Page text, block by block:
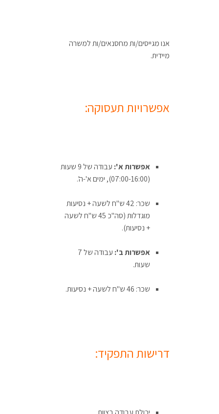
אנו מגייסים/ות מחסנאים/ות למשרה
מיידית.
אפשרויות תעסוקה:
אפשרות א':
עבודה של 9 שעות
(07:00-16:00), ימים א'-ה'.
שכר: 42 ש"ח לשעה + נסיעות
מוגדלות (סה"כ 45 ש"ח לשעה
+ נסיעות).
אפשרות ב':
עבודה של 7
שעות.
שכר: 46 ש"ח לשעה + נסיעות.
דרישות התפקיד: